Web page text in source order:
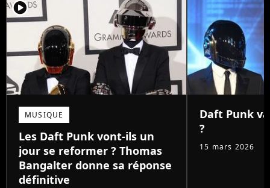
player2
MUSIQUE
Les Daft Punk vont-ils un
jour se reformer ? Thomas
Bangalter donne sa réponse
définitive
Daft Punk
?
15 mars 2026